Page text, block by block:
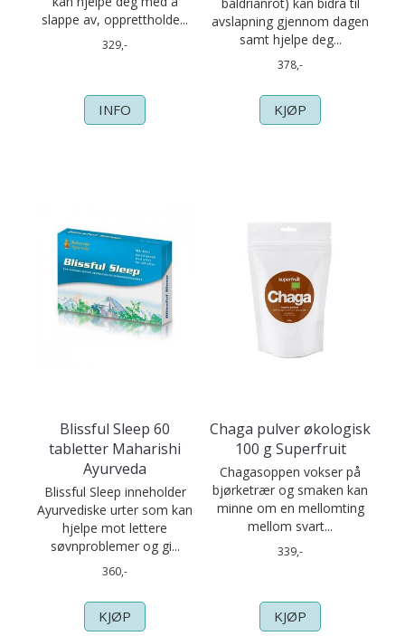
slappe av, opprettholde...
329,-
INFO
avslapning gjennom dagen
samt hjelpe deg...
378,-
KJØP
Blissful Sleep 60
tabletter Maharishi
Ayurveda
Blissful Sleep inneholder
Ayurvediske urter som kan
hjelpe mot lettere
søvnproblemer og gi...
360,-
KJØP
Chaga pulver økologisk
100 g Superfruit
Chagasoppen vokser på
bjørketrær og smaken kan
minne om en mellomting
mellom svart...
339,-
KJØP